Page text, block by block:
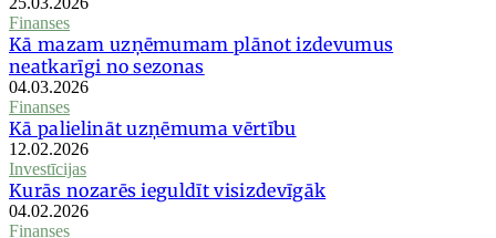
Finanses
Kā mazam uzņēmumam plānot izdevumus
neatkarīgi no sezonas
04.03.2026
Finanses
Kā palielināt uzņēmuma vērtību
12.02.2026
Investīcijas
Kurās nozarēs ieguldīt visizdevīgāk
04.02.2026
Finanses